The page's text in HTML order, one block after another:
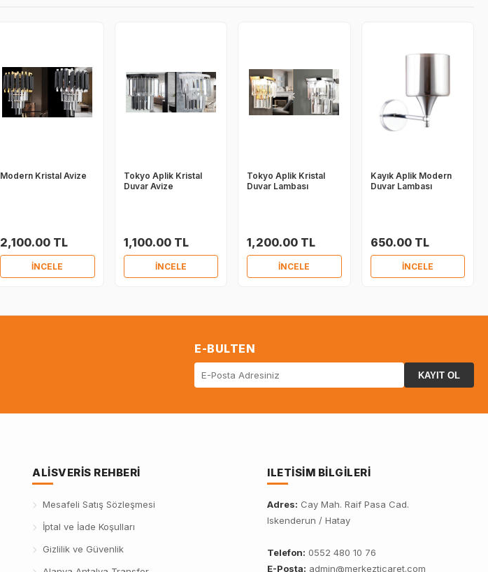
Modern Kristal Avize
2,100.00 TL
İNCELE
Tokyo Aplik Kristal
Duvar Avize
1,100.00 TL
İNCELE
Tokyo Aplik Kristal
Duvar Lambası
1,200.00 TL
İNCELE
Kayık Aplik Modern
Duvar Lambası
650.00 TL
İNCELE
E-BULTEN
KAYIT OL
ALISVERIS REHBERI
Mesafeli Satış Sözleşmesi
İptal ve İade Koşulları
Gizlilik ve Güvenlik
ILETISIM BILGILERI
Adres: Cay Mah. Raif Pasa Cad.
Iskenderun / Hatay
Telefon: 0552 480 10 76
E-Posta: admin@merkezticaret.com